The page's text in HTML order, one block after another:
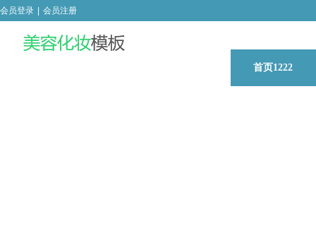
首页1222
会员登录 会员注册